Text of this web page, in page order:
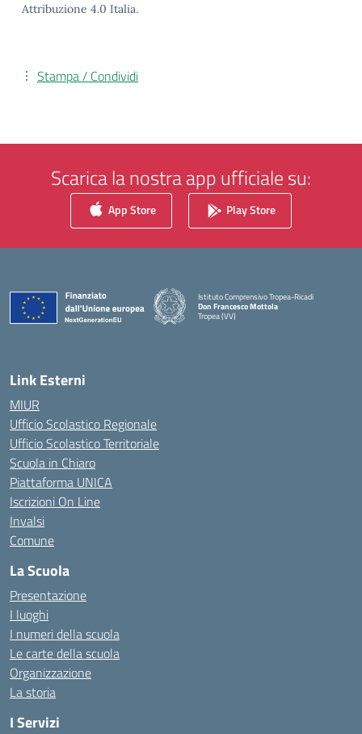
Attribuzione 4.0 Italia.
Stampa / Condividi
Scarica la nostra app ufficiale su:
App Store Play Store
Istituto Comprensivo Tropea-Ricadi
Don Francesco Mottola
Tropea (VV)
— Visita la pagina iniziale della scuola
Link Esterni
MIUR
Ufficio Scolastico Regionale
Ufficio Scolastico Territoriale
Scuola in Chiaro
Piattaforma UNICA
Iscrizioni On Line
Invalsi
Comune
La Scuola
Presentazione
I luoghi
I numeri della scuola
Le carte della scuola
Organizzazione
La storia
I Servizi